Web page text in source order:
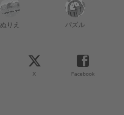
ぬりえ パズル
X Facebook